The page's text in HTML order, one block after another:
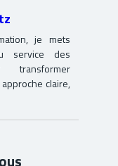
je mets
service des
transformer
claire,